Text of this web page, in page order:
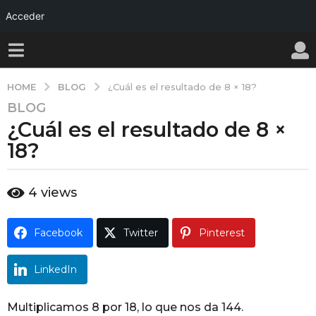
Acceder
HOME BLOG ¿Cuál es el resultado de 8 × 18?
1
a
ñ
o
g
a
ñ
o
g
BLOG
¿Cuál es el resultado de 8 ×
18?
y
a
l
4 views
Facebook Twitter Pinterest
LinkedIn
Multiplicamos 8 por 18, lo que nos da 144.